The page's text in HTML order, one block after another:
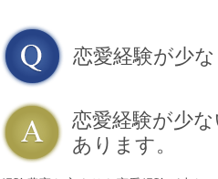
恋愛経験が少
恋愛経験が少
あります。